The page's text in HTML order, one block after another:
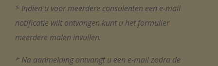
* Indien u voor meerdere consulenten een e-mail
notificatie wilt ontvangen kunt u het formulier
meerdere malen invullen.
* Na aanmelding ontvangt u een e-mail zodra de